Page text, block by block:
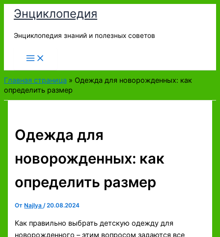
Перейти
содержимому
Энциклопедия
Энциклопедия знаний и полезных советов
Главная страница » Одежда для новорожденных: как
определить размер
Одежда для
новорожденных: как
определить размер
От Najlya/20.08.2024
Как правильно выбрать детскую одежду для
новорожденного – этим вопросом задаются все